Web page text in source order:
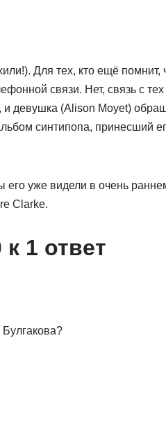
Для тех, кто ещё помнит,
связи. Нет, связь с
девушка (Alison Moyet)
синтипопа, принесший
уже видели в очень
Clarke.
1 ответ